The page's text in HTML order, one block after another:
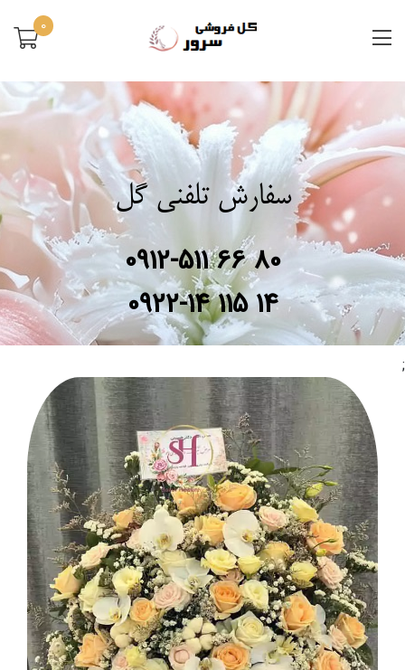
0
سفارش تلفنی گل
0912-511 66 80
0922-14 115 14
;